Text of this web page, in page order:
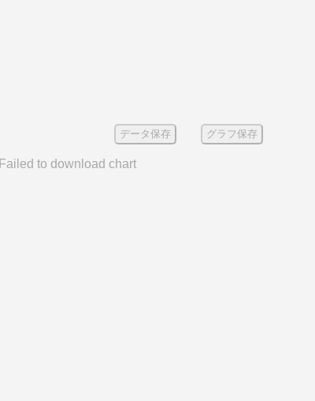
データ保存 グラフ保存
Failed to download chart